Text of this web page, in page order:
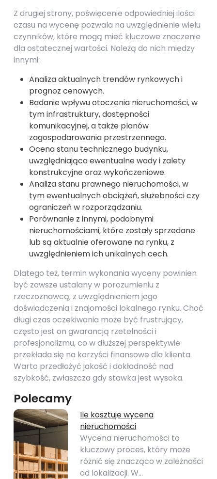
Z drugiej strony, poświęcenie odpowiedniej ilości
czasu na wycenę pozwala na uwzględnienie wielu
czynników, które mogą mieć kluczowe znaczenie
dla ostatecznej wartości. Należą do nich między
innymi:
Analiza aktualnych trendów rynkowych i
prognoz cenowych.
Badanie wpływu otoczenia nieruchomości, w
tym infrastruktury, dostępności
komunikacyjnej, a także planów
zagospodarowania przestrzennego.
Ocena stanu technicznego budynku,
uwzględniająca ewentualne wady i zalety
konstrukcyjne oraz wykończeniowe.
Analiza stanu prawnego nieruchomości, w
tym ewentualnych obciążeń, służebności czy
ograniczeń w rozporządzaniu.
Porównanie z innymi, podobnymi
nieruchomościami, które zostały sprzedane
lub są aktualnie oferowane na rynku, z
uwzględnieniem ich unikalnych cech.
Dlatego też, termin wykonania wyceny powinien
być zawsze ustalany w porozumieniu z
rzeczoznawcą, z uwzględnieniem jego
doświadczenia i znajomości lokalnego rynku. Choć
długi czas oczekiwania może być frustrujący,
często jest on gwarancją rzetelności i
profesjonalizmu, co w dłuższej perspektywie
przekłada się na korzyści finansowe dla klienta.
Warto przedłożyć jakość i dokładność nad
szybkość, zwłaszcza gdy stawka jest wysoka.
Polecamy
Ile kosztuje wycena
nieruchomości
Wycena nieruchomości to
kluczowy proces, który może
różnić się znacząco w zależności
od lokalizacji. W…